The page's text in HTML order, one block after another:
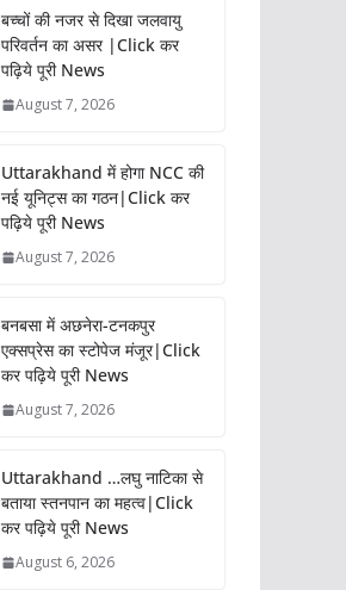
बच्चों की नजर से दिखा जलवायु
परिवर्तन का असर |Click कर
पढ़िये पूरी News
August 7, 2026
Uttarakhand में होगा NCC की
नई यूनिट्स का गठन|Click कर
पढ़िये पूरी News
August 7, 2026
बनबसा में अछनेरा-टनकपुर
एक्सप्रेस का स्टोपेज मंजूर|Click
कर पढ़िये पूरी News
August 7, 2026
Uttarakhand …लघु नाटिका से
बताया स्तनपान का महत्व|Click
कर पढ़िये पूरी News
August 6, 2026